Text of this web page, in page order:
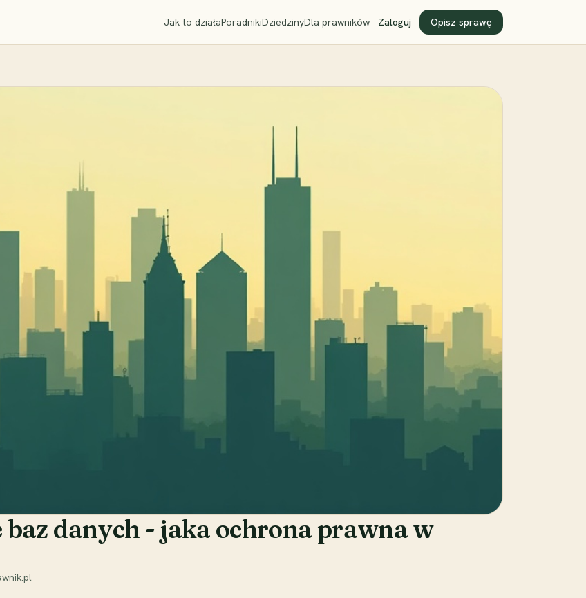
Jak to działaPoradnikiDziedzinyDla prawników Zaloguj Opisz sprawę
danych - jaka ochrona prawna w